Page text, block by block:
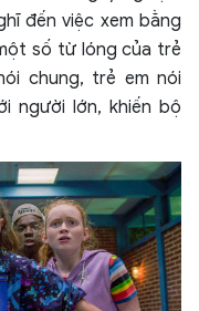
đến việc xem bằng
số từ lóng của trẻ
chung, trẻ em nói
người lớn, khiến bộ